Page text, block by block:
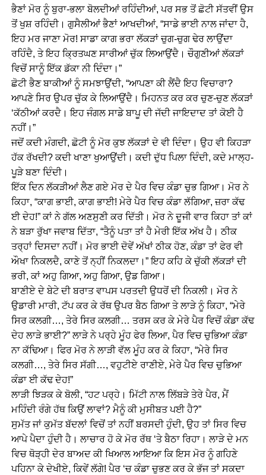
ਭੈਣਾਂ ਮੋਰ ਨੂੰ ਬੁਰਾ-ਭਲਾ ਬੋਲਦੀਆਂ ਰਹਿੰਦੀਆਂ, ਪਰ ਸਭ ਤੋਂ ਛੋਟੀ ਸੱਤਵੀਂ ਉਸ
ਤੋਂ ਖੁਸ਼ ਰਹਿੰਦੀ। ਗੁਸੈਲੀਆਂ ਭੈਣਾਂ ਆਖਦੀਆਂ, “ਸਾਡੇ ਭਾਈ ਨਾਲ ਜਾਂਦਾ ਹੈ,
ਇਹ ਮਰ ਜਾਣਾ ਮੋਰ! ਸਾਡਾ ਕਾਗ ਭਰਾ ਲੱਕੜਾਂ ਚੁਗ-ਚੁਗ ਢੇਰ ਲਾਉਂਦਾ
ਰਹਿੰਦੈ, ਤੇ ਇਹ ਕ੍ਰਿਤਘਣ ਸਾਰੀਆਂ ਚੁੱਕ ਲਿਆਉਂਦੈ। ਚੌਗੁਣੀਆਂ ਲੱਕੜਾਂ
ਵਿਚੋਂ ਸਾਨੂੰ ਇੱਕ ਡੱਕਾ ਨੀ ਦਿੰਦਾ।”
ਛੋਟੀ ਭੈਣ ਬਾਕੀਆਂ ਨੂੰ ਸਮਝਾਉਂਦੀ, “ਆਪਣਾ ਕੀ ਲੈਂਦੈ ਇਹ ਵਿਚਾਰਾ?
ਆਪਣੇ ਸਿਰ ਉਪਰ ਚੁੱਕ ਕੇ ਲਿਆਉਂਦੈ। ਮਿਹਨਤ ਕਰ ਕਰ ਚੁਣ-ਚੁਣ ਲੱਕੜਾਂ
‘ਕੱਠੀਆਂ ਕਰਦੈ। ਇਹ ਜੰਗਲ ਸਾਡੇ ਬਾਪੂ ਦੀ ਜੱਦੀ ਜਾਇਦਾਦ ਤਾਂ ਕੋਈ ਹੈ
ਨਹੀਂ।”
ਜਦੋਂ ਕਦੀ ਮੰਗਦੀ, ਛੋਟੀ ਨੂੰ ਮੋਰ ਕੁਝ ਲੱਕੜਾਂ ਦੇ ਵੀ ਦਿੰਦਾ। ਉਹ ਵੀ ਕਿਹੜਾ
ਹੱਕ ਰੱਖਦੀ? ਕਦੀ ਖਾਣਾ ਖੁਆਉਂਦੀ। ਕਦੀ ਦੁੱਧ ਪਿਲਾ ਦਿੰਦੀ, ਕਦੇ ਮਾਲ੍ਹ-
ਪੂੜੇ ਬਣਾ ਦਿੰਦੀ।
ਇੱਕ ਦਿਨ ਲੱਕੜੀਆਂ ਲੈਣ ਗਏ ਮੋਰ ਦੇ ਪੈਰ ਵਿਚ ਕੰਡਾ ਚੁਭ ਗਿਆ। ਮੋਰ ਨੇ
ਕਿਹਾ, “ਕਾਗ ਭਾਈ, ਕਾਗ ਭਾਈ! ਮੇਰੇ ਪੈਰ ਵਿਚ ਕੰਡਾ ਲੱਗਿਆ, ਜ਼ਰਾ ਕੱਢ
ਈ ਦੇਹ!” ਕਾਂ ਨੇ ਗੱਲ ਅਣਸੁਣੀ ਕਰ ਦਿੱਤੀ। ਮੋਰ ਨੇ ਦੂਜੀ ਵਾਰ ਕਿਹਾ ਤਾਂ ਕਾਂ
ਨੇ ਬੜਾ ਰੁੱਖਾ ਜਵਾਬ ਦਿੱਤਾ, “ਤੈਨੂੰ ਪਤਾ ਤਾਂ ਹੈ ਮੇਰੀ ਇੱਕ ਅੱਖ ਹੈ। ਠੀਕ
ਤਰ੍ਹਾਂ ਦਿਸਦਾ ਨਹੀਂ। ਮੋਰ ਭਾਈ ਦੋਵੇਂ ਅੱਖਾਂ ਠੀਕ ਹੋਣ, ਕੰਡਾ ਤਾਂ ਫੇਰ ਵੀ
ਔਖਾ ਨਿਕਲਦੈ, ਕਾਣੇ ਤੋਂ ਨ੍ਹੀਂ ਨਿਕਲਦਾ।” ਇਹ ਕਹਿ ਕੇ ਚੁੱਕੀ ਲੱਕੜਾਂ ਦੀ
ਭਰੀ, ਕਾਂ ਅਹੁ ਗਿਆ, ਅਹੁ ਗਿਆ, ਉਡ ਗਿਆ।
ਬਾਣੀਏ ਦੇ ਬੇਟੇ ਦੀ ਬਰਾਤ ਵਾਪਸ ਪਰਤਦੀ ਉਧਰੋਂ ਦੀ ਨਿਕਲੀ। ਮੋਰ ਨੇ
ਉਡਾਰੀ ਮਾਰੀ, ਟੱਪ ਕਰ ਕੇ ਰੱਥ ਉਪਰ ਬੈਠ ਗਿਆ ਤੇ ਲਾੜੇ ਨੂੰ ਕਿਹਾ, “ਮੇਰੇ
ਸਿਰ ਕਲਗੀ…, ਤੇਰੇ ਸਿਰ ਕਲਗੀ… ਤਰਸ ਕਰ ਕੇ ਮੇਰੇ ਪੈਰ ਵਿਚੋਂ ਕੰਡਾ ਕੱਢ
ਦੇਹ ਲਾੜੇ ਭਾਈ?” ਲਾੜੇ ਨੇ ਪਰ੍ਹੇ ਮੂੰਹ ਫੇਰ ਲਿਆ, ਪੈਰ ਵਿਚ ਚੁਭਿਆ ਕੰਡਾ
ਨਾ ਕੱਢਿਆ। ਫਿਰ ਮੋਰ ਨੇ ਲਾੜੀ ਵੱਲ ਮੂੰਹ ਕਰ ਕੇ ਕਿਹਾ, “ਮੇਰੇ ਸਿਰ
ਕਲਗੀ…, ਤੇਰੇ ਸਿਰ ਸੱਗੀ…, ਵਹੁਟੀਏ ਰਾਣੀਏ, ਮੇਰੇ ਪੈਰ ਵਿਚ ਚੁਭਿਆ
ਕੰਡਾ ਈ ਕੱਢ ਦੇਹ!”
ਲਾੜੀ ਝਿੜਕ ਕੇ ਬੋਲੀ, “ਹਟ ਪਰ੍ਹੇ। ਮਿੱਟੀ ਨਾਲ ਲਿੱਬੜੇ ਤੇਰੇ ਪੈਰ, ਮੈਂ
ਮਹਿੰਦੀ ਰੰਗੇ ਹੱਥ ਕਿਉਂ ਲਾਵਾਂ? ਮੈਨੂੰ ਕੀ ਮੁਸੀਬਤ ਪਈ ਹੈ?”
ਸੁਮੱਤ ਜਾਂ ਕੁਮੱਤ ਬੱਦਲਾਂ ਵਿਚੋਂ ਤਾਂ ਨਹੀਂ ਬਰਸਦੀ ਹੁੰਦੀ, ਉਹ ਤਾਂ ਸਿਰ ਵਿਚ
ਆਪੇ ਪੈਦਾ ਹੁੰਦੀ ਹੈ। ਲਾਚਾਰ ਹੋ ਕੇ ਮੋਰ ਰੱਥ ‘ਤੇ ਬੈਠਾ ਰਿਹਾ। ਲਾੜੇ ਦੇ ਮਨ
ਵਿਚ ਥੋੜ੍ਹੀ ਦੇਰ ਬਾਅਦ ਕੀ ਖਿਆਲ ਆਇਆ ਕਿ ਇਸ ਮੋਰ ਨੂੰ ਗਹਿਣੇ
ਪਹਿਨਾ ਕੇ ਦੇਖੀਏ, ਕਿਵੇਂ ਲੱਗੇ! ਪੈਰ ‘ਚ ਕੰਡਾ ਚੁਭਣ ਕਰ ਕੇ ਭੱਜ ਤਾਂ ਸਕਦਾ